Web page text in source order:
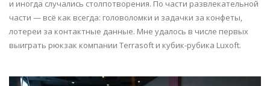
и иногда случались столпотворения. По части развлекательной
части — всё как всегда: головоломки и задачки за конфеты,
лотереи за контактные данные. Мне удалось в числе первых
выиграть рюкзак компании Terrasoft и кубик-рубика Luxoft.